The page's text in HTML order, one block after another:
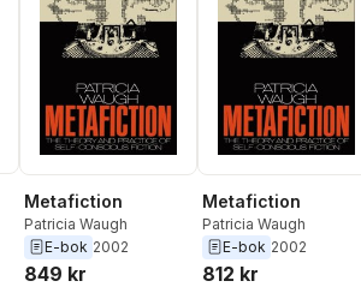
Metafiction
Patricia Waugh
E-bok 2002
849 kr
Metafiction
Patricia Waugh
E-bok 2002
812 kr